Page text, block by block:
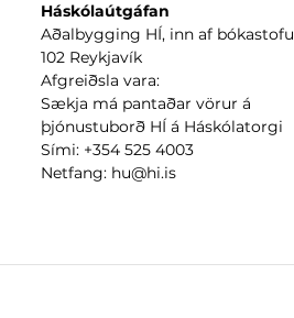
Háskólaútgáfan
Aðalbygging HÍ, inn af bókastofu
102 Reykjavík
Afgreiðsla vara:
Sækja má pantaðar vörur á
þjónustuborð HÍ á Háskólatorgi
Sími: +354 525 4003
Netfang: hu@hi.is